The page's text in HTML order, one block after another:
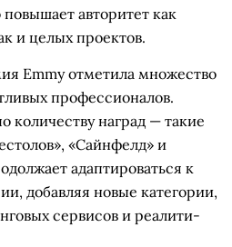
авторитет как
и целых проектов.
Emmy отметила множество
профессионалов.
количеству наград — такие
«Сайнфелд» и
адаптироваться к
добавляя новые категории,
сервисов и реалити-